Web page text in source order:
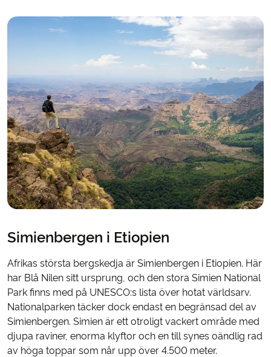
Simienbergen i Etiopien
Afrikas största bergskedja är Simienbergen i Etiopien. Här
har Blå Nilen sitt ursprung, och den stora Simien National
Park finns med på UNESCO:s lista över hotat världsarv.
Nationalparken täcker dock endast en begränsad del av
Simienbergen. Simien är ett otroligt vackert område med
djupa raviner, enorma klyftor och en till synes oändlig rad
av höga toppar som når upp över 4.500 meter.